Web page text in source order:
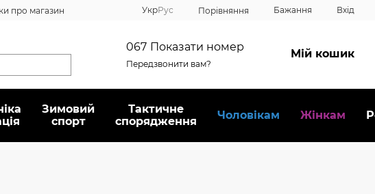
про магазин
УкрРус Порівняння Бажання Вхід
067 Показати номер
Передзвонити вам?
Мій кошик
Зимовий
спорт
Тактичне
спорядження
Чоловікам Жінкам